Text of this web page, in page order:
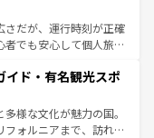
なお、新着の
照してほしい。
、優雅なアフタヌーン
い英国パブ、サッカー観
も豊富。イギリスを旅
さだが、運行時刻が正確
でも安心して個人旅行
ならではのユニークな
なく町歩きも満喫する
め物価も高いが、旅行
あり、うまく活用すれ
イド・有名観光スポ
様な文化が魅力の国。
ォルニアまで、訪れる